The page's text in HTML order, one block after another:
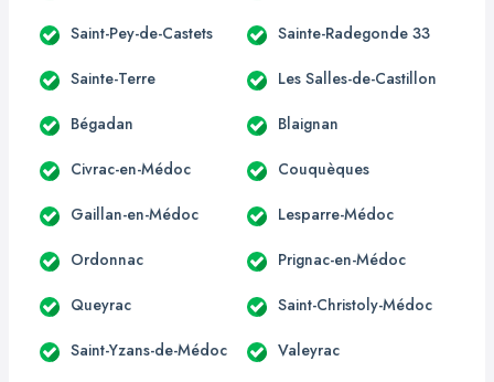
Saint-Pey-de-Castets Sainte-Radegonde 33
Sainte-Terre Les Salles-de-Castillon
Bégadan Blaignan
Civrac-en-Médoc Couquèques
Gaillan-en-Médoc Lesparre-Médoc
Ordonnac Prignac-en-Médoc
Queyrac Saint-Christoly-Médoc
Saint-Yzans-de-Médoc Valeyrac